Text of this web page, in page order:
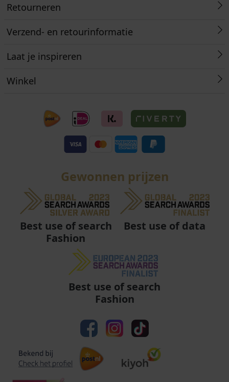
Retourneren
Verzend- en retourinformatie
Laat je inspireren
Winkel
Gewonnen prijzen
Best use of search
Fashion
Best use of data
Best use of search
Fashion